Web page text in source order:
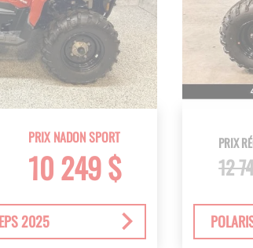
PRIX NADON SPORT
10 249 $
2025
PRIX
12